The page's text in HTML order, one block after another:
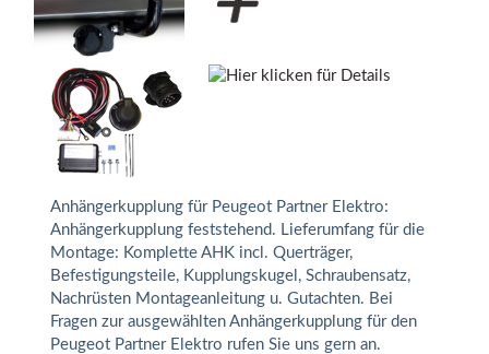
Anhängerkupplung für Peugeot Partner Elektro:
Anhängerkupplung feststehend. Lieferumfang für die
Montage: Komplette AHK incl. Querträger,
Befestigungsteile, Kupplungskugel, Schraubensatz,
Nachrüsten Montageanleitung u. Gutachten. Bei
Fragen zur ausgewählten Anhängerkupplung für den
Peugeot Partner Elektro rufen Sie uns gern an.